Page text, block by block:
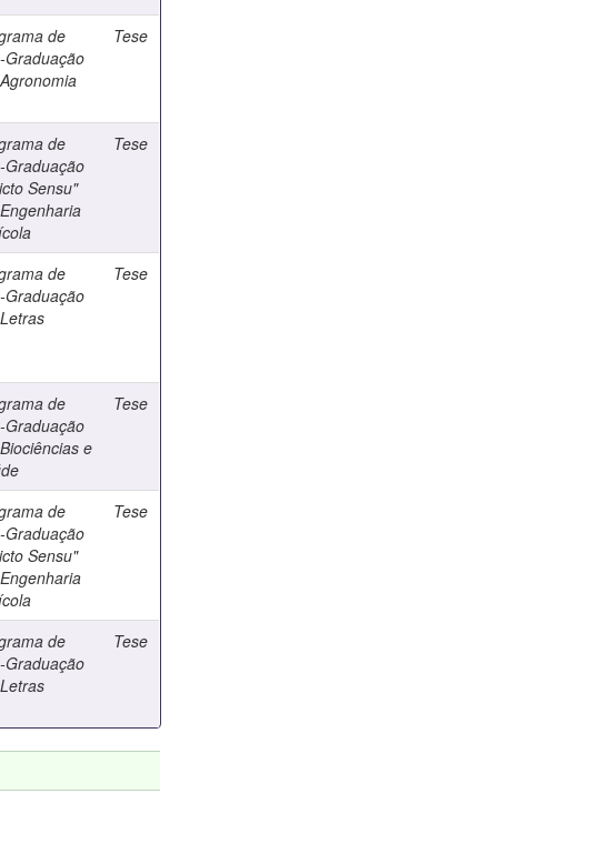
de
Graduação
Tese
de
Graduação
Sensu"
Tese
de
Graduação
Tese
de
Graduação
e
Tese
de
Graduação
Sensu"
Tese
de
Graduação
Tese